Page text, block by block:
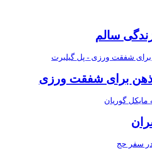
سالم
برای شفقت ورزی